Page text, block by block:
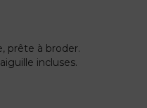
prête à broder.
incluses.